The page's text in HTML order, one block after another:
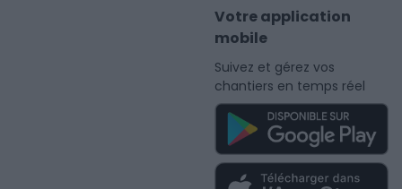
Votre application
mobile
Suivez et gérez vos
chantiers en temps réel